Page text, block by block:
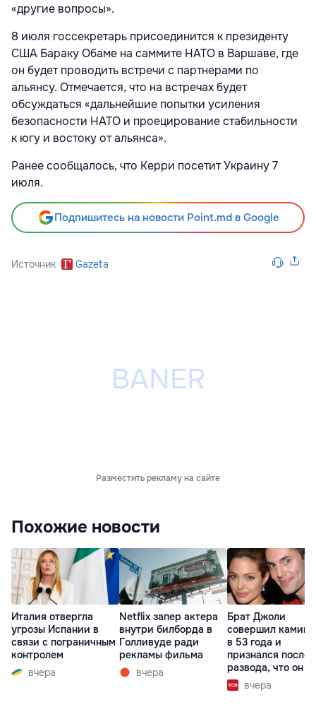
«другие вопросы».
8 июля госсекретарь присоединится к президенту
США Бараку Обаме на саммите НАТО в Варшаве, где
он будет проводить встречи с партнерами по
альянсу. Отмечается, что на встречах будет
обсуждаться «дальнейшие попытки усиления
безопасности НАТО и проецирование стабильности
к югу и востоку от альянса».
Ранее сообщалось, что Керри посетит Украину 7
июля.
Подпишитесь на новости Point.md в Google
Источник Gazeta
Разместить рекламу на сайте
Похожие новости
Италия отвергла
угрозы Испании в
связи с пограничным
контролем
вчера
Netflix запер актера
внутри билборда в
Голливуде ради
рекламы фильма
вчера
Брат Джоли
совершил
в 53 года и
признался после
развода, что он
вчера